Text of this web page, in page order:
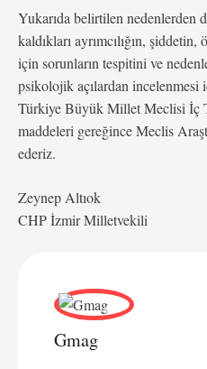
Yukarıda belirtilen
kaldıkları ayrımcılığın,
için sorunların tespitini ve
psikolojik açılardan incelenmesi
Türkiye Büyük Millet Meclisi İç
maddeleri gereğince Meclis
ederiz.
Zeynep Altıok
CHP İzmir Milletvekili
Gmag